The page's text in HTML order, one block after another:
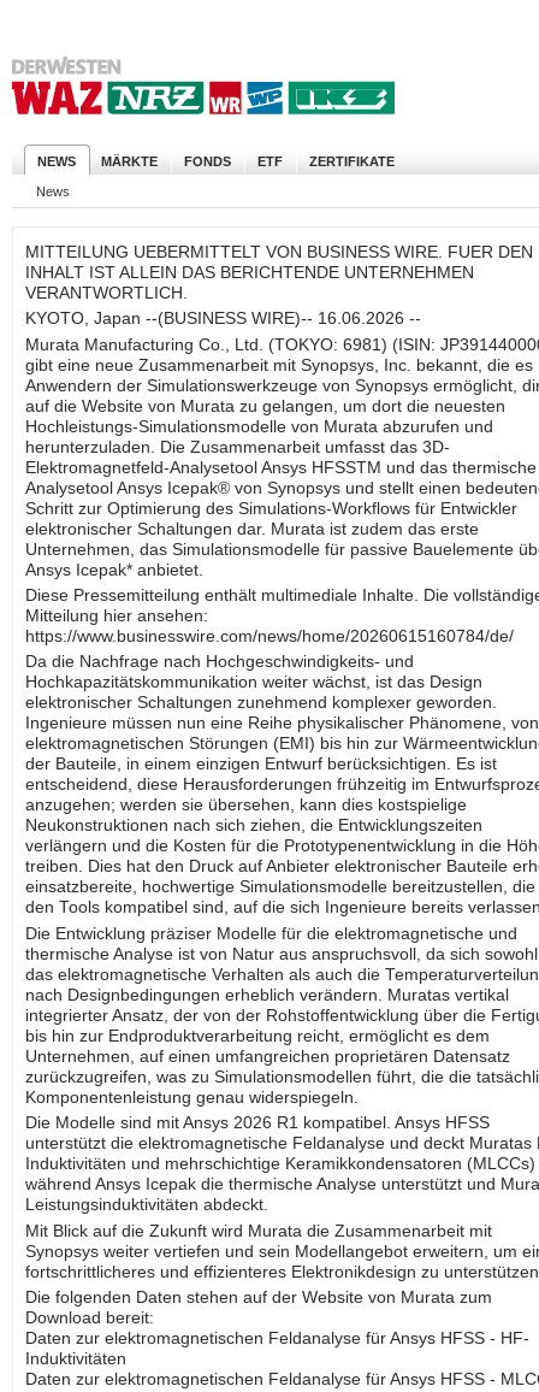
NEWS MÄRKTE FONDS ETF ZERTIFIKATE
News
MITTEILUNG UEBERMITTELT VON BUSINESS WIRE. FUER DEN
INHALT IST ALLEIN DAS BERICHTENDE UNTERNEHMEN
VERANTWORTLICH.
KYOTO, Japan --(BUSINESS WIRE)-- 16.06.2026 --
Murata Manufacturing Co., Ltd. (TOKYO: 6981) (ISIN:
gibt eine neue Zusammenarbeit mit Synopsys, Inc. bekannt, die es
Anwendern der Simulationswerkzeuge von Synopsys ermöglicht,
auf die Website von Murata zu gelangen, um dort die neuesten
Hochleistungs-Simulationsmodelle von Murata abzurufen und
herunterzuladen. Die Zusammenarbeit umfasst das 3D-
Elektromagnetfeld-Analysetool Ansys HFSSTM und das thermische
Analysetool Ansys Icepak® von Synopsys und stellt einen
Schritt zur Optimierung des Simulations-Workflows für Entwickler
elektronischer Schaltungen dar. Murata ist zudem das erste
Unternehmen, das Simulationsmodelle für passive Bauelemente
Ansys Icepak* anbietet.
Diese Pressemitteilung enthält multimediale Inhalte. Die
Mitteilung hier ansehen:
https://www.businesswire.com/news/home/20260615160784/de/
Da die Nachfrage nach Hochgeschwindigkeits- und
Hochkapazitätskommunikation weiter wächst, ist das Design
elektronischer Schaltungen zunehmend komplexer geworden.
Ingenieure müssen nun eine Reihe physikalischer Phänomene, von
elektromagnetischen Störungen (EMI) bis hin zur
der Bauteile, in einem einzigen Entwurf berücksichtigen. Es ist
entscheidend, diese Herausforderungen frühzeitig im
anzugehen; werden sie übersehen, kann dies kostspielige
Neukonstruktionen nach sich ziehen, die Entwicklungszeiten
verlängern und die Kosten für die Prototypenentwicklung in die
treiben. Dies hat den Druck auf Anbieter elektronischer Bauteile
einsatzbereite, hochwertige Simulationsmodelle bereitzustellen, die
den Tools kompatibel sind, auf die sich Ingenieure bereits
Die Entwicklung präziser Modelle für die elektromagnetische und
thermische Analyse ist von Natur aus anspruchsvoll, da sich sowohl
das elektromagnetische Verhalten als auch die
nach Designbedingungen erheblich verändern. Muratas vertikal
integrierter Ansatz, der von der Rohstoffentwicklung über die
bis hin zur Endproduktverarbeitung reicht, ermöglicht es dem
Unternehmen, auf einen umfangreichen proprietären Datensatz
zurückzugreifen, was zu Simulationsmodellen führt, die die
Komponentenleistung genau widerspiegeln.
Die Modelle sind mit Ansys 2026 R1 kompatibel. Ansys HFSS
unterstützt die elektromagnetische Feldanalyse und deckt Muratas
Induktivitäten und mehrschichtige Keramikkondensatoren
während Ansys Icepak die thermische Analyse unterstützt und
Leistungsinduktivitäten abdeckt.
Mit Blick auf die Zukunft wird Murata die Zusammenarbeit mit
Synopsys weiter vertiefen und sein Modellangebot erweitern, um
fortschrittlicheres und effizienteres Elektronikdesign zu
Die folgenden Daten stehen auf der Website von Murata zum
Download bereit:
Daten zur elektromagnetischen Feldanalyse für Ansys HFSS - HF-
Induktivitäten
Daten zur elektromagnetischen Feldanalyse für Ansys HFSS -